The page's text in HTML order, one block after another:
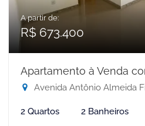
A partir de:
R$ 673.400
Apartamento à Venda
Avenida Antônio Almeida Filho -
2 Quartos 2 Banheiros